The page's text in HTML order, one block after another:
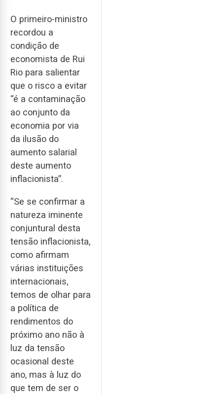
O primeiro-ministro
recordou a
condição de
economista de Rui
Rio para salientar
que o risco a evitar
“é a contaminação
ao conjunto da
economia por via
da ilusão do
aumento salarial
deste aumento
inflacionista”.
“Se se confirmar a
natureza iminente
conjuntural desta
tensão inflacionista,
como afirmam
várias instituições
internacionais,
temos de olhar para
a política de
rendimentos do
próximo ano não à
luz da tensão
ocasional deste
ano, mas à luz do
que tem de ser o